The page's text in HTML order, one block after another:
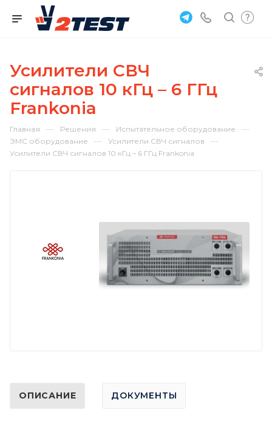
Усилители СВЧ
сигналов 10 кГц – 6 ГГц
Frankonia
Главная — Решения — Испытательное оборудование —
ЭМС оборудование — Усилители СВЧ сигналов —
Усилители СВЧ сигналов 10 кГц – 6 ГГц Frankonia
ОПИСАНИЕ ДОКУМЕНТЫ